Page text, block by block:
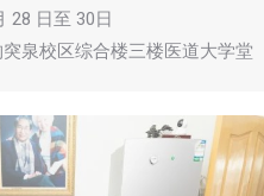
28 日至 30日
泉校区综合楼三楼医道大学堂